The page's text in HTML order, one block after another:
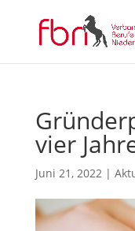
vier
Juni 21, 2022|